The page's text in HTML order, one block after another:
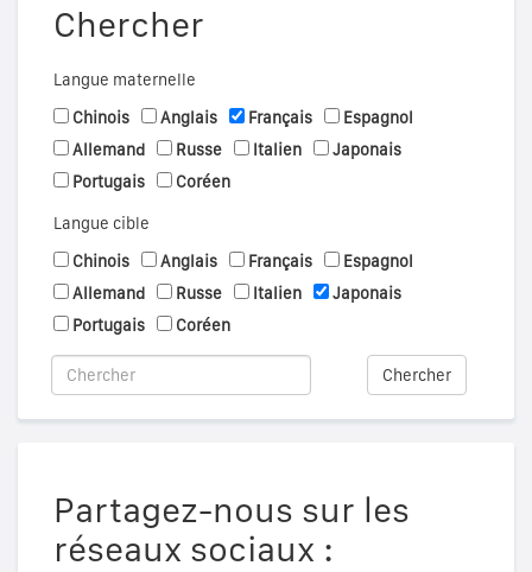
Chercher
Langue maternelle
Chinois
Anglais Français
Espagnol
Allemand
Russe Italien
Japonais
Portugais
Coréen
Langue cible
Chinois
Anglais Français
Espagnol
Allemand
Russe Italien
Japonais
Portugais
Coréen
Chercher
Partagez-nous sur les
réseaux sociaux :